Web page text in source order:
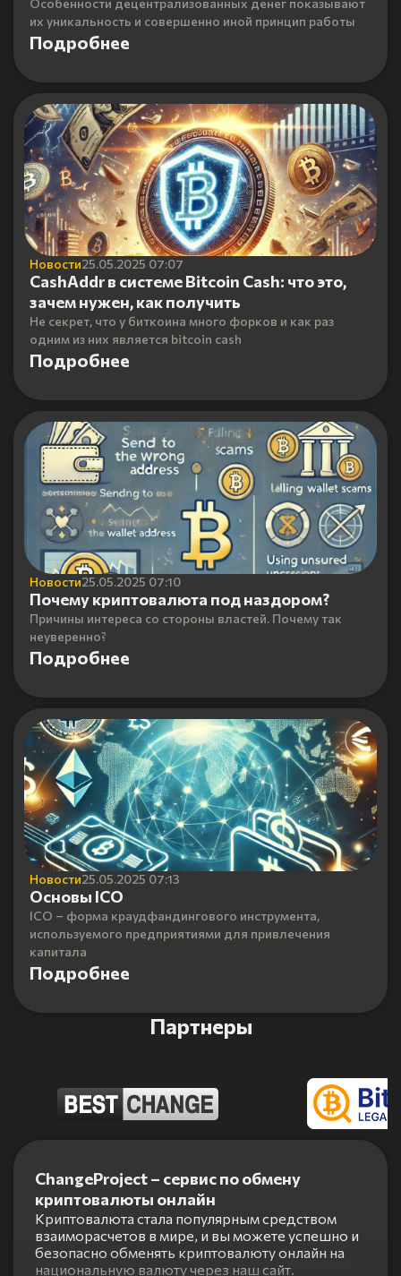
их уникальность и совершенно иной принцип работы
Подробнее
Новости25.05.2025 07:07
CashAddr в системе Bitcoin Cash: что это,
зачем нужен, как получить
Не секрет, что у биткоина много форков и как раз
одним из них является bitcoin cash
Подробнее
Новости25.05.2025 07:10
Почему криптовалюта под наздором?
Причины интереса со стороны властей. Почему так
неуверенно?
Подробнее
Новости25.05.2025 07:13
Основы ICO
ICO – форма краудфандингового инструмента,
используемого предприятиями для привлечения
капитала
Подробнее
Партнеры
ChangeProject – сервис по обмену
криптовалюты онлайн
Криптовалюта стала популярным средством
взаиморасчетов в мире, и вы можете успешно и
безопасно обменять криптовалюту онлайн на
национальную валюту через наш сайт.